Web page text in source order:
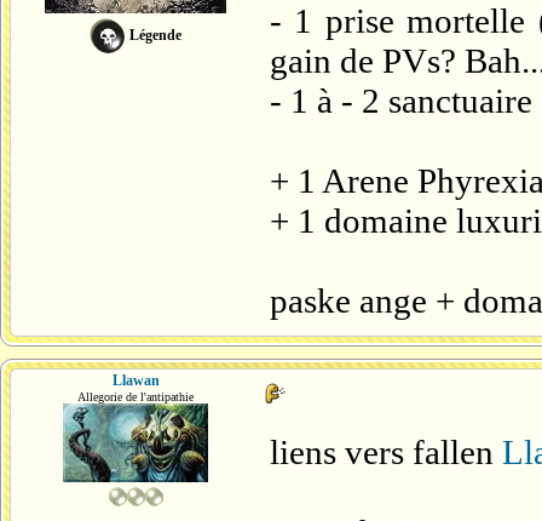
Légende
- 1 prise
gain de PVs?
- 1 à - 2
+ 1 Arene
+ 1 domaine
paske ange +
Llawan
Allegorie de l'antipathie
liens vers fallen